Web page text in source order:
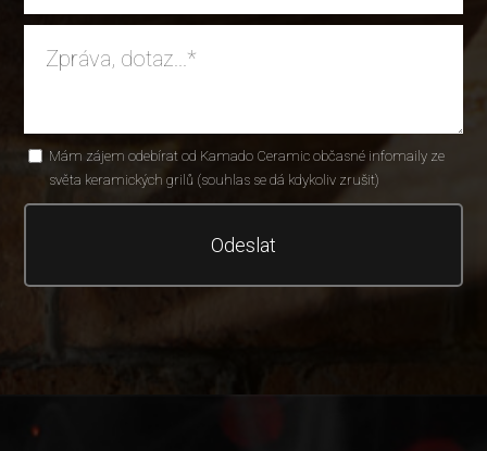
Mám zájem odebírat od Kamado Ceramic občasné infomaily ze
světa keramických grilů (souhlas se dá kdykoliv zrušit)
Odeslat